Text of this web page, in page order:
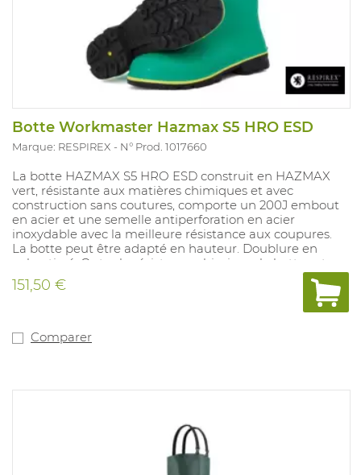
Botte Workmaster Hazmax S5 HRO ESD
Marque: RESPIREX N° Prod. 1017660
La botte HAZMAX S5 HRO ESD construit en HAZMAX
vert, résistante aux matières chimiques et avec
construction sans coutures, comporte un 200J embout
en acier et une semelle antiperforation en acier
inoxydable avec la meilleure résistance aux coupures.
La botte peut être adapté en hauteur. Doublure en
nylon tissé. Outre la résistance chimique, la botte est
aussi excellente pour des pompiers. La semelle
vulcanisée et antidérapante en nitrile est résistante à la
chaleur contacte jusqu'à 300°C, à l'essence et aux huiles
amovible et lavable jusqu'à 40°C. Pointures: 35 - 50.
151,50 €
Comparer